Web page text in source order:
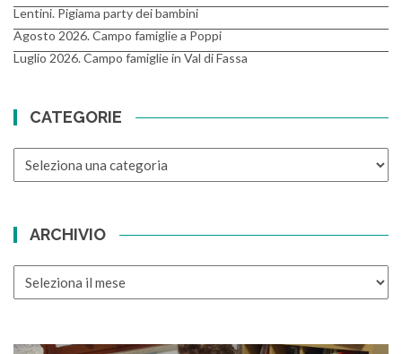
Lentini. Pigiama party dei bambini
Agosto 2026. Campo famiglie a Poppi
Luglio 2026. Campo famiglie in Val di Fassa
CATEGORIE
CATEGORIE
ARCHIVIO
ARCHIVIO